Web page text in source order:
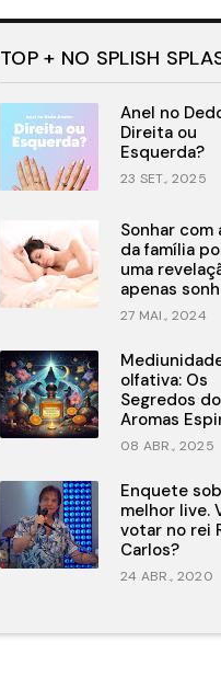
TOP + NO SPLISH
Anel no
Direita ou
Esquerda?
23 SET., 2025
Sonhar com
da família
uma
apenas
27 MAI., 2024
olfativa: Os
Segredos
Aromas
08 ABR., 2025
Enquete
melhor live.
votar no rei
Carlos?
24 ABR., 2020